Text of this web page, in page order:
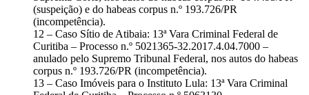
(suspeição) e do habeas corpus n.º 193.726/PR
(incompetência).
12 – Caso Sítio de Atibaia: 13ª Vara Criminal Federal de
Curitiba – Processo n.º 5021365-32.2017.4.04.7000 –
anulado pelo Supremo Tribunal Federal, nos autos do habeas
corpus n.º 193.726/PR (incompetência).
13 – Caso Imóveis para o Instituto Lula: 13ª Vara Criminal